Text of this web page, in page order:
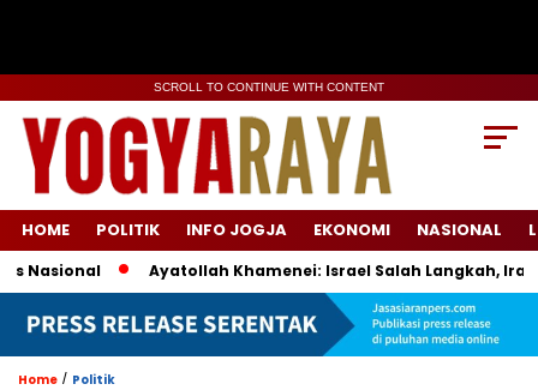
SCROLL TO CONTINUE WITH CONTENT
HOME POLITIK INFO JOGJA EKONOMI NASIONAL
Ayatollah Khamenei: Israel Salah Langkah, Iran
Home / Politik